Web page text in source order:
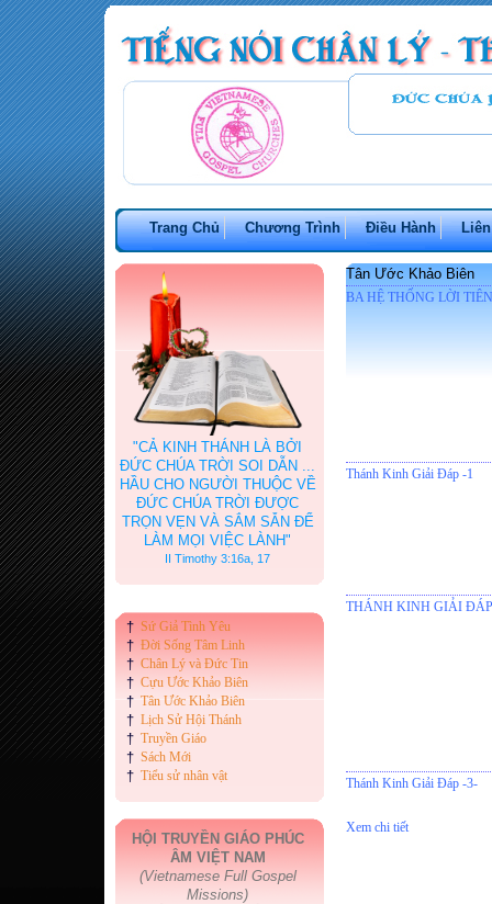
Trang Chủ Chương Trình Điều Hành
"CẢ KINH THÁNH LÀ BỞI
ĐỨC CHÚA TRỜI SOI DẪN ...
HẦU CHO NGƯỜI THUỘC VỀ
ĐỨC CHÚA TRỜI ĐƯỢC
TRỌN VẸN VÀ SẮM SẴN ĐỂ
LÀM MỌI VIỆC LÀNH"
II Timothy 3:16a, 17
† Sứ Giả Tình Yêu
† Đời Sống Tâm Linh
† Chân Lý và Đức Tin
† Cựu Ước Khảo Biên
† Tân Ước Khảo Biên
† Lịch Sử Hội Thánh
† Truyền Giáo
† Sách Mới
† Tiểu sử nhân vật
HỘI TRUYỀN GIÁO PHÚC
ÂM VIỆT NAM
(Vietnamese Full Gospel
Missions)
Tân Ước Khảo Biên
BA HỆ THỐNG LỜI
Thánh Kinh Giải Đáp -1
THÁNH KINH GIẢI
Thánh Kinh Giải Đáp -3-
Xem chi tiết